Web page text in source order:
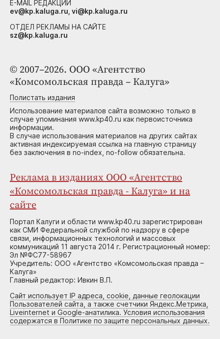
© 2007–2026. ООО «Агентство
«Комсомольская правда – Калуга»
Полистать издания
Использование материалов сайта возможно только в
случае упоминания www.kp40.ru как первоисточника
информации.
В случае использования материалов на других сайтах
активная индексируемая ссылка на главную страницу
без заключения в no-index, no-follow обязательна.
Реклама в изданиях ООО «Агентство
«Комсомольская правда - Калуга» и на
сайте
Портал Калуги и области www.kp40.ru зарегистрирован
как СМИ Федеральной службой по надзору в сфере
связи, информационных технологий и массовых
коммуникаций 11 августа 2014 г. Регистрационный номер:
Эл №ФС77-58967
Учредитель: ООО «Агентство «Комсомольская правда –
Калуга»
Главный редактор: Ивкин В.П.
Сайт использует IP адреса, cookie, данные геолокации
Пользователей сайта, а также счетчики Яндекс.Метрика,
Liveinternet и Google-анатилика. Условия использования
содержатся в Политике по защите персональных данных.
E-MAIL РЕДАКЦИИ
ev@kp.kaluga.ru, vi@kp.kaluga.ru
ОТДЕЛ РЕКЛАМЫ НА САЙТЕ
sz@kp.kaluga.ru